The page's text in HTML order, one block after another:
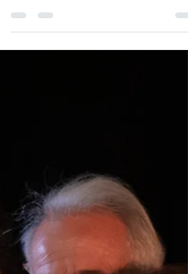
Bergès samedi 10 juillet par un orage qui a...